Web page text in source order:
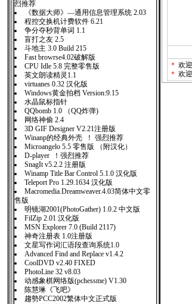
烈推荐
《数据大师》—通用信息管理系统 2.03
程控交换机计费软件 6.21
争分夺秒背单词 1.1
盲打之友 2.5
斗地主 3.0 Build 215
Fast browrse4.02破解版
CPU Idle 5.8 完整零售版
英文朗读精灵1.1
virtuanes 0.32 汉化版
Windows黄金拍档 Version:9.15
水晶鼠标指针
QQbomb 1.0 （QQ炸弹)
网络神偷 2.4
3D GIF Designer V2.21注册版
Winanp的经典外壳 ！ 强烈推荐
Microangelo 5.5 零售版 （附汉化）
D-player ！强烈推荐
SnagIt v5.2.2 注册版
Winamp Title Bar Control 5.1.0 汉化版
Teleport Pro 1.29.1634 汉化版
Macromedia.Dreamweaver.4.03简体中文零
售版
明镜湖2001(PhotoGather) 1.0.2 中文版
FilZip 2.01 汉化版
MSN Explorer 7.0 (Build 2117)
神奇注册表 1.0注册版
文星写作词汇语段查询系统1.0
Advanced Find and Replace v1.4.2
CoolDVD v2.40 FIXED
PhotoLine 32 v8.03
动感象棋网络版(pchessme) V1.30
陈慧琳《飞吧》
趨勢PCC2002繁体中文正式版
＊ 欢
＊ 欢